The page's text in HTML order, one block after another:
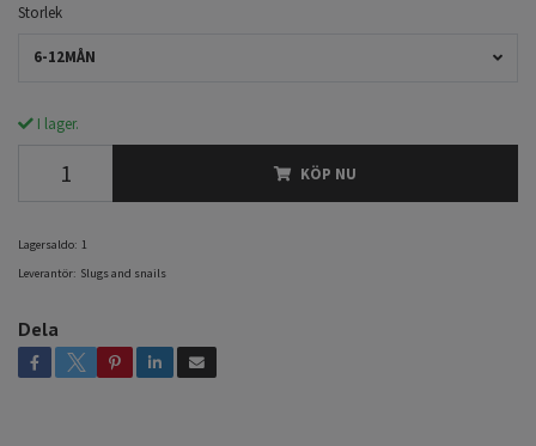
Storlek
6-12MÅN
I lager.
KÖP NU
Lagersaldo: 1
Leverantör: Slugs and snails
Dela